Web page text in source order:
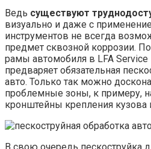
Ведь существуют
визуально и даже с
инструментов не всегда
предмет сквозной коррозии.
рамы автомобиля в LFA
предваряет обязательная
авто. Только так можно
проблемные зоны, к примеру,
кронштейны крепления кузова